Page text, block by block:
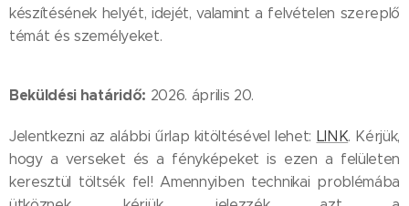
készítésének helyét, idejét, valamint a felvételen szereplő
témát és személyeket.
Beküldési határidő: 2026. április 20.
Jelentkezni az alábbi űrlap kitöltésével lehet: LINK. Kérjük,
hogy a verseket és a fényképeket is ezen a felületen
keresztül töltsék fel! Amennyiben technikai problémába